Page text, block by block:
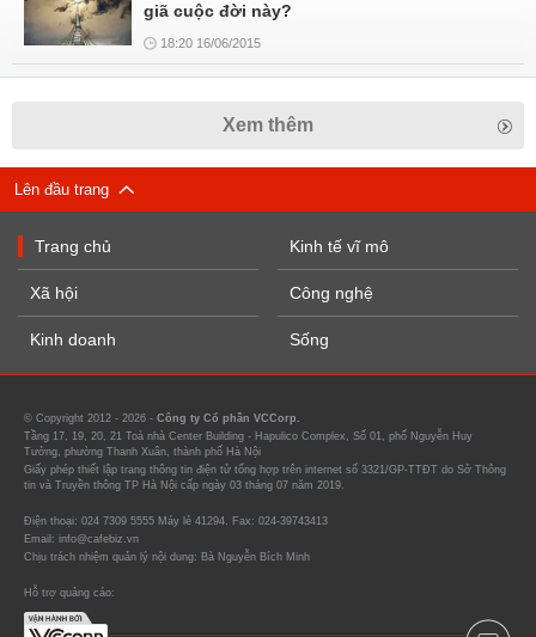
giã cuộc đời này?
18:20 16/06/2015
Xem thêm
Lên đầu trang
Trang chủ
Xã hội
Kinh doanh
Kinh tế vĩ mô
Công nghệ
Sống
© Copyright 2012 - 2026 - Công ty Cổ phần VCCorp.
Tầng 17, 19, 20, 21 Toà nhà Center Building - Hapulico Complex, Số 01, phố Nguyễn Huy
Tưởng, phường Thanh Xuân, thành phố Hà Nội
Giấy phép thiết lập trang thông tin điện tử tổng hợp trên internet số 3321/GP-TTĐT do Sở Thông
tin và Truyền thông TP Hà Nội cấp ngày 03 tháng 07 năm 2019.
Điện thoại: 024 7309 5555 Máy lẻ 41294. Fax: 024-39743413
Email: info@cafebiz.vn
Chịu trách nhiệm quản lý nội dung: Bà Nguyễn Bích Minh
Hỗ trợ quảng cáo: